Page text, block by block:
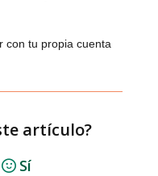
con tu propia cuenta
artículo?
Sí